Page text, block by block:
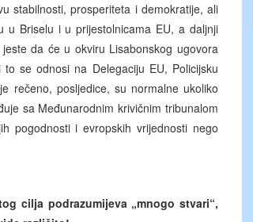
stabilnosti, prosperiteta i demokratije, ali
u Briselu i u prijestolnicama EU, a daljnji
da će u okviru Lisabonskog ugovora
se odnosi na Delegaciju EU, Policijsku
rečeno, posljedice, su normalne ukoliko
sa Međunarodnim krivičnim tribunalom
pogodnosti i evropskih vrijednosti nego
cilja podrazumijeva „mnogo stvari“,